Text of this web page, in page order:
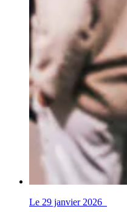
Le 29 janvier 2026